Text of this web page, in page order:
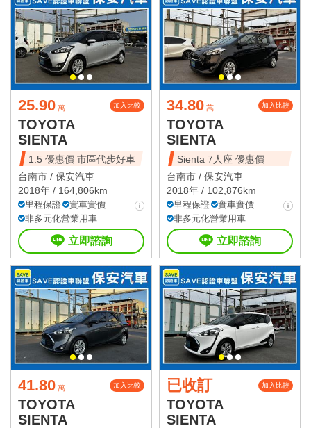
25.90 萬 加入比較
TOYOTA
SIENTA
1.5 優惠價 市區代步好車
台南市 / 保安汽車
2018年 / 164,806km
里程保證
實車實價
非多元化營業用車
立即諮詢
34.80 萬 加入比較
TOYOTA
SIENTA
Sienta 7人座 優惠價
台南市 / 保安汽車
2018年 / 102,876km
里程保證
實車實價
非多元化營業用車
立即諮詢
41.80 萬 加入比較
TOYOTA
SIENTA
已收訂 加入比較
TOYOTA
SIENTA